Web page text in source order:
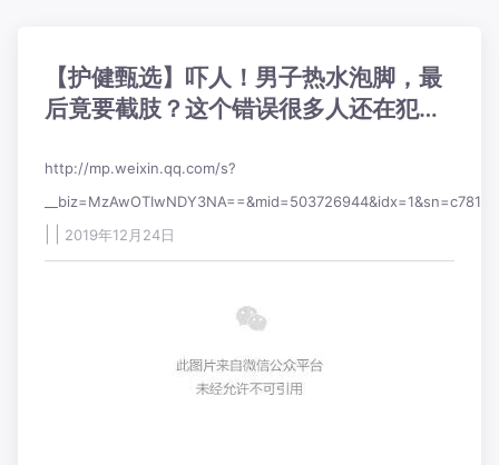
【护健甄选】吓人！男子热水泡脚，最
后竟要截肢？这个错误很多人还在犯…
http://mp.weixin.qq.com/s?
2019年12月24日